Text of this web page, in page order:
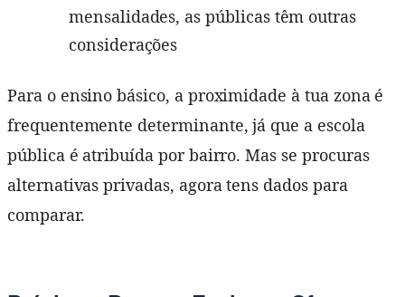
mensalidades, as públicas têm outras
considerações
Para o ensino básico, a proximidade à tua zona é
frequentemente determinante, já que a escola
pública é atribuída por bairro. Mas se procuras
alternativas privadas, agora tens dados para
comparar.